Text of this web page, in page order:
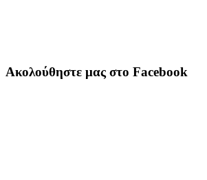
Ακολούθηστε μας στο Facebook